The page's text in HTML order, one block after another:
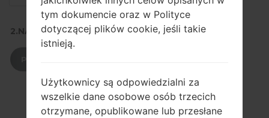
2.NACIŚNIJ, ABY POBRAĆ
tym dokumencie oraz w Polityce
dotyczącej plików cookie, jeśli takie
istnieją.
Użytkownicy są odpowiedzialni za
wszelkie dane osobowe osób trzecich
otrzymane, opublikowane lub przesłane